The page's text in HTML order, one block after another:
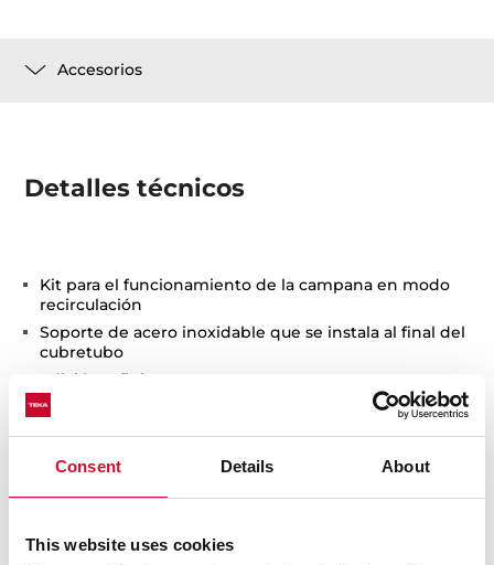
Consent Details About
This website uses cookies
Accesorios
Detalles técnicos
Kit para el funcionamiento de la campana en modo
recirculación
Soporte de acero inoxidable que se instala al final del
cubretubo
Edición Infinity G1
Incluido:
- Tubo corrugado
- Filtro cerámico R1RTK